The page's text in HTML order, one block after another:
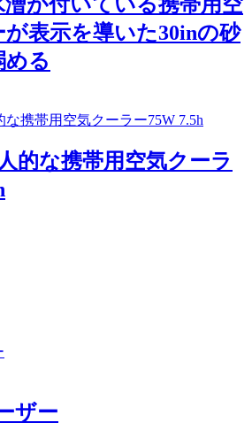
表示を導いた30inの砂
める
的な携帯用空気クーラ
ザー